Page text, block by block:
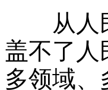
从人民
盖不了人
多领域